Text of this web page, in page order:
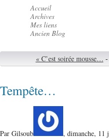
Accueil
Archives
Mes liens
Ancien Blog
« C’est soirée mousse… -
Tempête…
Par Gilsoub , dimanche, 11